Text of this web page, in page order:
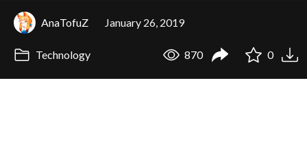
AnaTofuZ January 26, 2019
Technology 870 0